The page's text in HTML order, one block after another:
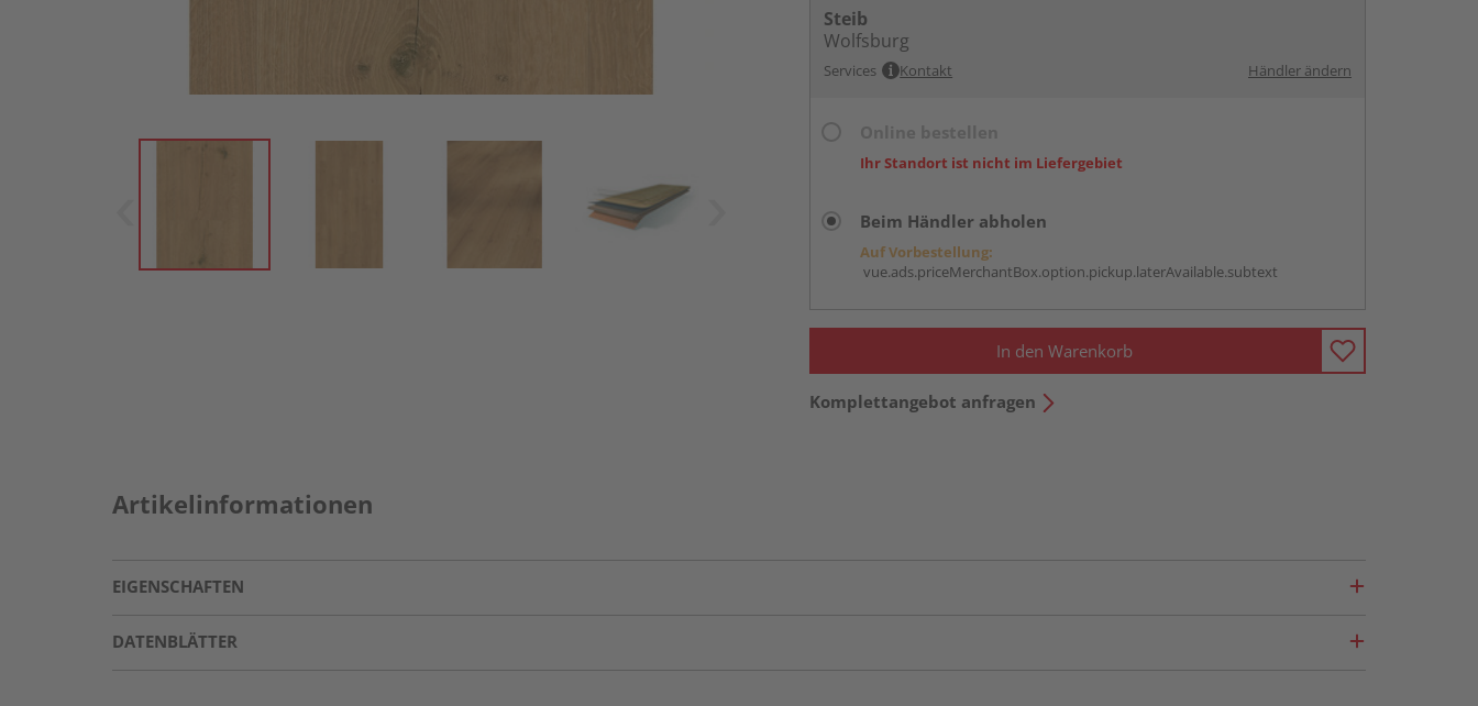
Steib
Wolfsburg
Services Kontakt Händler ändern
Ihr Standort ist nicht im Liefergebiet
Beim Händler abholen
Auf Vorbestellung:
vue.ads.priceMerchantBox.option.pickup.laterAvailable.subtext
In den Warenkorb
Komplettangebot anfragen
Artikelinformationen
EIGENSCHAFTEN
DATENBLÄTTER